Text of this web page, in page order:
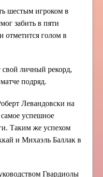
шестым игроком в
забить в пяти
отметится голом в
личный рекорд,
подряд.
Левандовски на
успешное
Таким же успехом
и Михаэль Баллак в
Гвардиолы